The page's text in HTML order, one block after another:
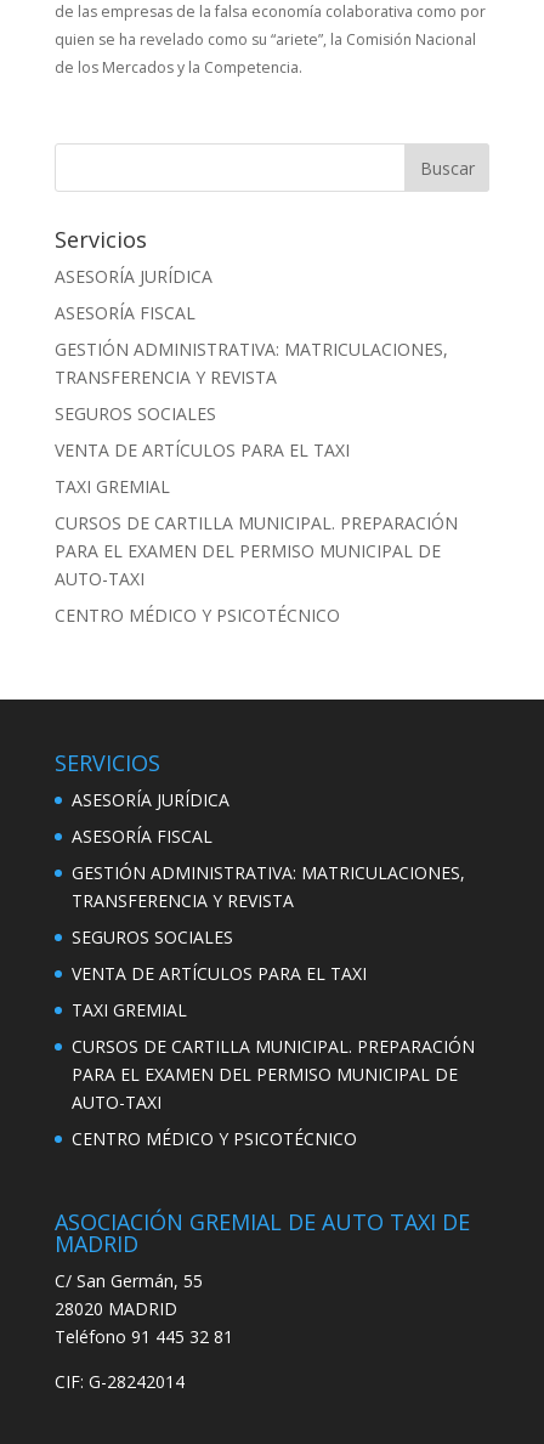
de las empresas de la falsa economía colaborativa como por
quien se ha revelado como su “ariete”, la Comisión Nacional
de los Mercados y la Competencia.
Servicios
ASESORÍA JURÍDICA
ASESORÍA FISCAL
GESTIÓN ADMINISTRATIVA: MATRICULACIONES,
TRANSFERENCIA Y REVISTA
SEGUROS SOCIALES
VENTA DE ARTÍCULOS PARA EL TAXI
TAXI GREMIAL
CURSOS DE CARTILLA MUNICIPAL. PREPARACIÓN
PARA EL EXAMEN DEL PERMISO MUNICIPAL DE
AUTO-TAXI
CENTRO MÉDICO Y PSICOTÉCNICO
SERVICIOS
ASESORÍA JURÍDICA
ASESORÍA FISCAL
GESTIÓN ADMINISTRATIVA: MATRICULACIONES,
TRANSFERENCIA Y REVISTA
SEGUROS SOCIALES
VENTA DE ARTÍCULOS PARA EL TAXI
TAXI GREMIAL
CURSOS DE CARTILLA MUNICIPAL. PREPARACIÓN
PARA EL EXAMEN DEL PERMISO MUNICIPAL DE
AUTO-TAXI
CENTRO MÉDICO Y PSICOTÉCNICO
ASOCIACIÓN GREMIAL DE AUTO TAXI DE
MADRID
C/ San Germán, 55
28020 MADRID
Teléfono 91 445 32 81
CIF: G-28242014